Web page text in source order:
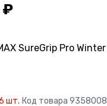
SureGrip Pro Winter
шт. Код товара 9358008